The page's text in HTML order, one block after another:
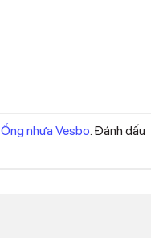
Ống nhựa Vesbo . Đánh dấu